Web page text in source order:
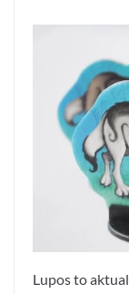
Lupos to